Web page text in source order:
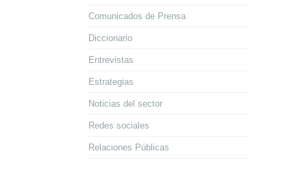
Comunicados de Prensa
Diccionario
Entrevistas
Estrategias
Noticias del sector
Redes sociales
Relaciones Públicas